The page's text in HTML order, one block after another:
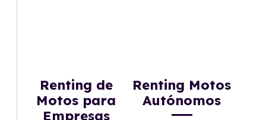
Renting de
Motos para
Empresas
Renting Motos
Autónomos